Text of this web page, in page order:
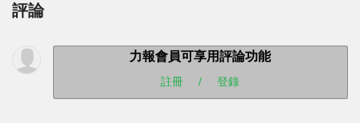
評論
力報會員可享用評論功能
註冊 / 登錄